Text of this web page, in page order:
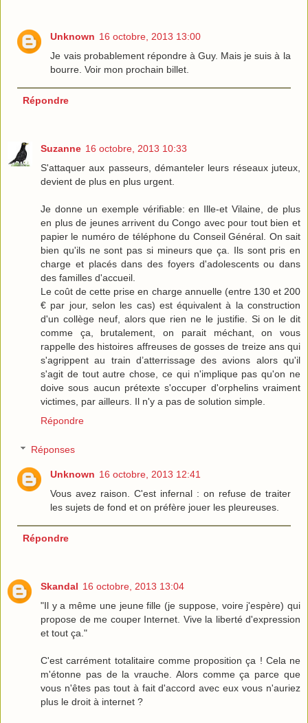
Unknown 16 octobre, 2013 13:00
Je vais probablement répondre à Guy. Mais je suis à la
bourre. Voir mon prochain billet.
Répondre
Suzanne 16 octobre, 2013 10:33
S'attaquer aux passeurs, démanteler leurs réseaux juteux,
devient de plus en plus urgent.
Je donne un exemple vérifiable: en Ille-et Vilaine, de plus
en plus de jeunes arrivent du Congo avec pour tout bien et
papier le numéro de téléphone du Conseil Général. On sait
bien qu'ils ne sont pas si mineurs que ça. Ils sont pris en
charge et placés dans des foyers d'adolescents ou dans
des familles d'accueil.
Le coût de cette prise en charge annuelle (entre 130 et 200
€ par jour, selon les cas) est équivalent à la construction
d'un collège neuf, alors que rien ne le justifie. Si on le dit
comme ça, brutalement, on parait méchant, on vous
rappelle des histoires affreuses de gosses de treize ans qui
s'agrippent au train d’atterrissage des avions alors qu'il
s'agit de tout autre chose, ce qui n'implique pas qu'on ne
doive sous aucun prétexte s'occuper d'orphelins vraiment
victimes, par ailleurs. Il n'y a pas de solution simple.
Répondre
Réponses
Unknown 16 octobre, 2013 12:41
Vous avez raison. C'est infernal : on refuse de traiter
les sujets de fond et on préfère jouer les pleureuses.
Répondre
Skandal 16 octobre, 2013 13:04
"Il y a même une jeune fille (je suppose, voire j'espère) qui
propose de me couper Internet. Vive la liberté d'expression
et tout ça."
C'est carrément totalitaire comme proposition ça ! Cela ne
m'étonne pas de la vrauche. Alors comme ça parce que
vous n'êtes pas tout à fait d'accord avec eux vous n'auriez
plus le droit à internet ?